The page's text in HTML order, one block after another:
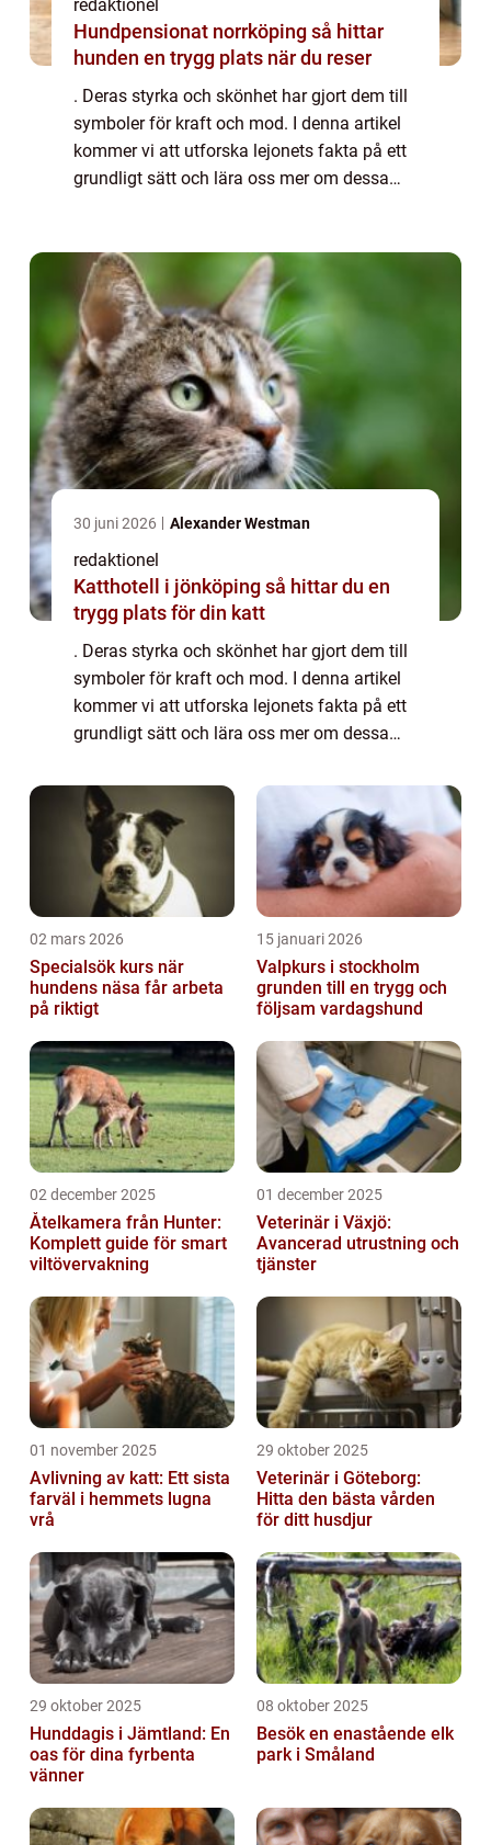
redaktionel
Hundpensionat norrköping så hittar
hunden en trygg plats när du reser
. Deras styrka och skönhet har gjort dem till
symboler för kraft och mod. I denna artikel
kommer vi att utforska lejonets fakta på ett
grundligt sätt och lära oss mer om dessa
30 juni 2026 Alexander Westman
redaktionel
Katthotell i jönköping så hittar du en
trygg plats för din katt
. Deras styrka och skönhet har gjort dem till
symboler för kraft och mod. I denna artikel
kommer vi att utforska lejonets fakta på ett
grundligt sätt och lära oss mer om dessa
Lejonet, även känt som Pant...
02 mars 2026
Specialsök kurs när
hundens näsa får arbeta
på riktigt
15 januari 2026
Valpkurs i stockholm
grunden till en trygg och
följsam vardagshund
02 december 2025
Åtelkamera från Hunter:
Komplett guide för smart
viltövervakning
01 december 2025
Veterinär i Växjö:
Avancerad utrustning och
tjänster
01 november 2025
Avlivning av katt: Ett sista
farväl i hemmets lugna
vrå
29 oktober 2025
Veterinär i Göteborg:
Hitta den bästa vården
för ditt husdjur
29 oktober 2025
Hunddagis i Jämtland: En
oas för dina fyrbenta
vänner
08 oktober 2025
Besök en enastående elk
park i Småland